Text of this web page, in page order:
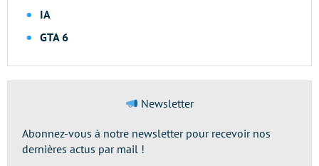
IA
GTA 6
Newsletter
Abonnez-vous à notre newsletter pour recevoir nos
dernières actus par mail !